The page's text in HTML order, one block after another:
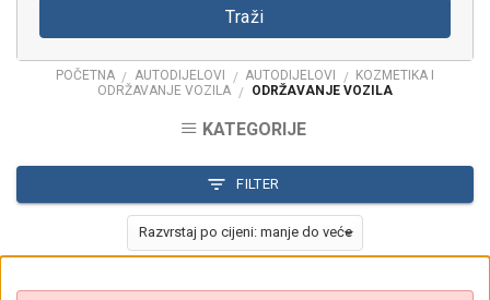
Traži
POČETNA / AUTODIJELOVI / AUTODIJELOVI / KOZMETIKA I
ODRŽAVANJE VOZILA / ODRŽAVANJE VOZILA
KATEGORIJE
FILTER